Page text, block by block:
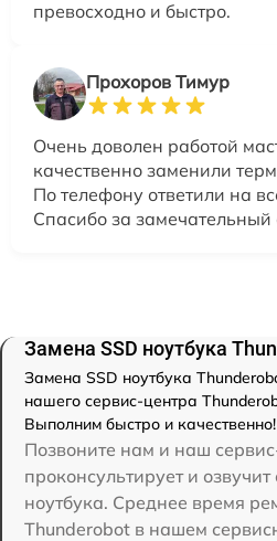
превосходно и быстро.
Прохоров Тимур
Очень доволен работой
качественно заменили
По телефону ответили на
Спасибо за замечательный
Замена SSD ноутбука
Замена SSD ноутбука
нашего сервис-центра
Выполним быстро и качественно!
Позвоните нам и наш
проконсультирует и
ноутбука. Среднее время
Thunderobot в нашем